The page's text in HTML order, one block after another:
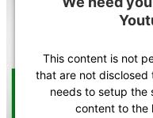
This content is not
that are not disclosed
needs to setup the
content to the